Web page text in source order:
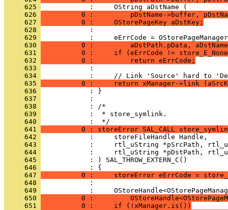
     625
     626
0 :         pDstName->buffer,
     627
          0 :     OStorePageKey aDstKey;
     628
     629
     630
0 :         aDstPath.pData,
     631
0 :     if (eErrCode !=
     632
          0 :         return eErrCode;
     633
     634
     635
0 :     return xManager->link
     636
     637
     638
     639
            :  * store_symlink.
     640
     641
0 : storeError SAL_CALL
     642
     643
     644
     645
     646
     647
0 :     storeError eErrCode =
     648
     649
     650
0 :
     651
          0 :     if (!xManager.is())